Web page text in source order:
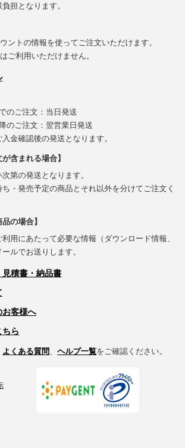
担となります。
ントの情報を使ってご注文いただけます。
ご利用いただけません。
のご注文：当日発送
のご注文：翌営業日発送
金確認後の発送となります。
含まれる場合】
第の発送となります。
・発売予定の商品とそれ以外を分けてご注文く
の場合】
用にあたって必要な情報（ダウンロード情報、
ルでお送りします。
積書・納品書
お客様へ
ちら
よくある質問 ヘルプ一覧をご確認ください。